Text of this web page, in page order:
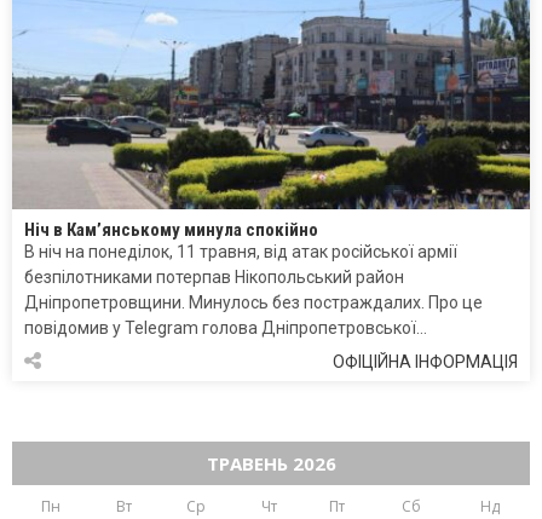
Ніч в Кам’янському минула спокійно
В ніч на понеділок, 11 травня, від атак російської армії
безпілотниками потерпав Нікопольський район
Дніпропетровщини. Минулось без постраждалих. Про це
повідомив у Telegram голова Дніпропетровської…
ОФІЦІЙНА ІНФОРМАЦІЯ
ТРАВЕНЬ 2026
Пн Вт Ср Чт Пт Сб Нд